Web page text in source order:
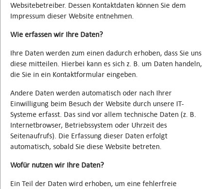
Websitebetreiber. Dessen Kontaktdaten können Sie dem
Impressum dieser Website entnehmen.
Wie erfassen wir Ihre Daten?
Ihre Daten werden zum einen dadurch erhoben, dass Sie uns
diese mitteilen. Hierbei kann es sich z. B. um Daten handeln,
die Sie in ein Kontaktformular eingeben.
Andere Daten werden automatisch oder nach Ihrer
Einwilligung beim Besuch der Website durch unsere IT-
Systeme erfasst. Das sind vor allem technische Daten (z. B.
Internetbrowser, Betriebssystem oder Uhrzeit des
Seitenaufrufs). Die Erfassung dieser Daten erfolgt
automatisch, sobald Sie diese Website betreten.
Wofür nutzen wir Ihre Daten?
Ein Teil der Daten wird erhoben, um eine fehlerfreie